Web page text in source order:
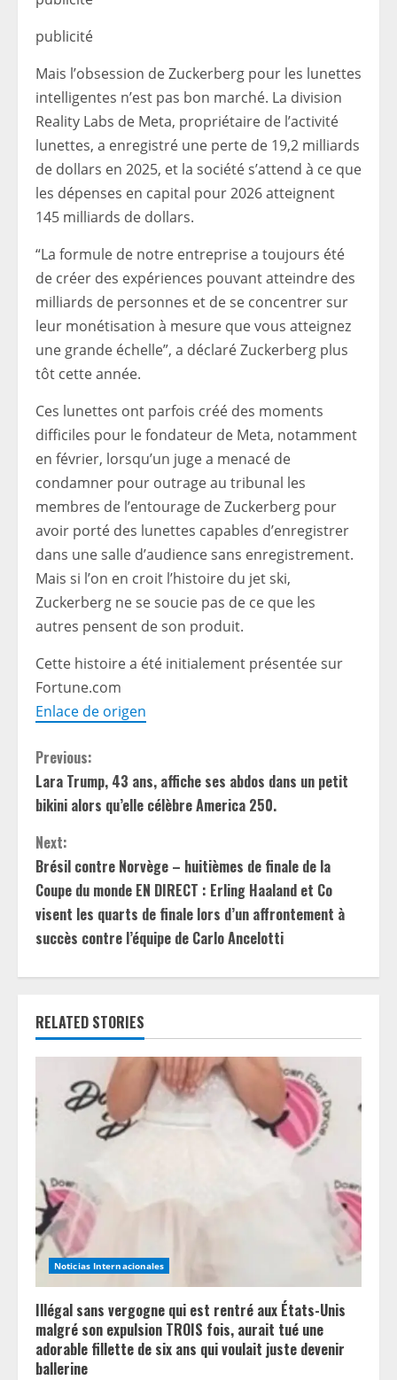
publicité
Mais l’obsession de Zuckerberg pour les lunettes
intelligentes n’est pas bon marché. La division
Reality Labs de Meta, propriétaire de l’activité
lunettes, a enregistré une perte de 19,2 milliards
de dollars en 2025, et la société s’attend à ce que
les dépenses en capital pour 2026 atteignent
145 milliards de dollars.
“La formule de notre entreprise a toujours été
de créer des expériences pouvant atteindre des
milliards de personnes et de se concentrer sur
leur monétisation à mesure que vous atteignez
une grande échelle”, a déclaré Zuckerberg plus
tôt cette année.
Ces lunettes ont parfois créé des moments
difficiles pour le fondateur de Meta, notamment
en février, lorsqu’un juge a menacé de
condamner pour outrage au tribunal les
membres de l’entourage de Zuckerberg pour
avoir porté des lunettes capables d’enregistrer
dans une salle d’audience sans enregistrement.
Mais si l’on en croit l’histoire du jet ski,
Zuckerberg ne se soucie pas de ce que les
autres pensent de son produit.
Cette histoire a été initialement présentée sur
Fortune.com
Enlace de origen
C
o
n
t
i
n
u
e
R
e
a
d
i
n
g
Previous:
Lara Trump, 43 ans, affiche ses abdos dans un petit
bikini alors qu’elle célèbre America 250.
Next:
Brésil contre Norvège – huitièmes de finale de la
Coupe du monde EN DIRECT : Erling Haaland et Co
visent les quarts de finale lors d’un affrontement à
succès contre l’équipe de Carlo Ancelotti
RELATED STORIES
Noticias Internacionales
Illégal sans vergogne qui est rentré aux États-Unis
malgré son expulsion TROIS fois, aurait tué une
adorable fillette de six ans qui voulait juste devenir
ballerine